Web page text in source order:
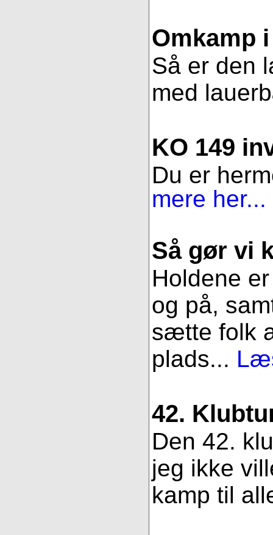
Omkamp
Så er den
med
KO 149
Du er
mere her...
Så gør vi
Holdene
og på,
sætte folk
plads...
42.
Den 42.
jeg ikke
kamp til